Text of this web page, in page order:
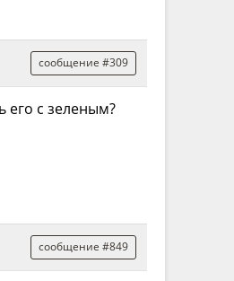
сообщение #309
его с зеленым?
сообщение #849